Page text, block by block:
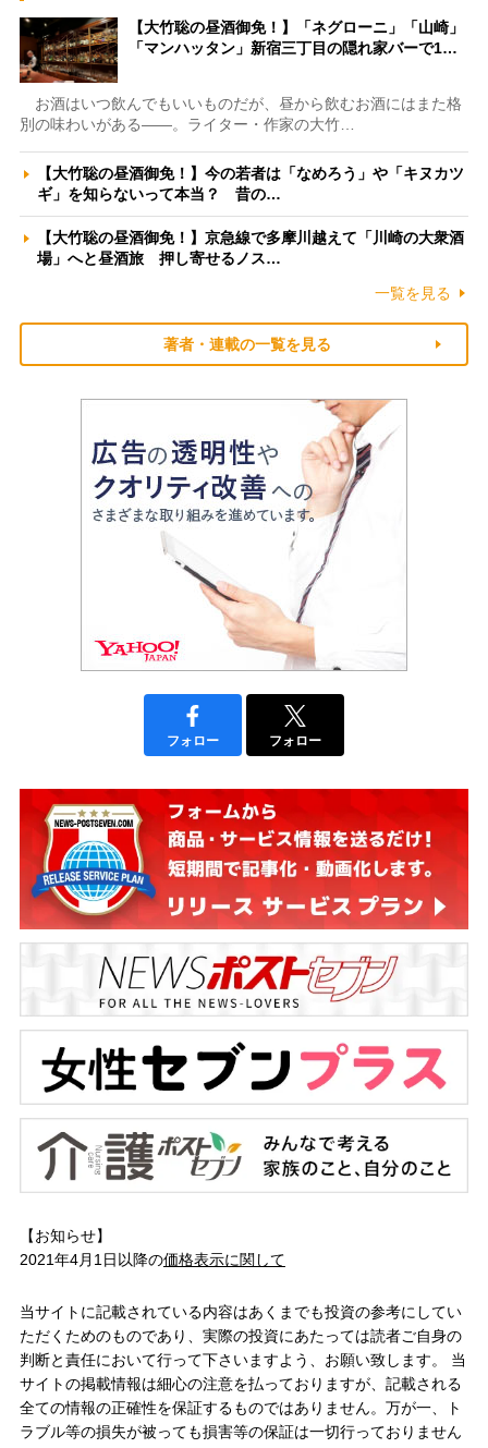
【大竹聡の昼酒御免！】「ネグローニ」「山崎」
「マンハッタン」新宿三丁目の隠れ家バーで1…
お酒はいつ飲んでもいいものだが、昼から飲むお酒にはまた格
別の味わいがある――。ライター・作家の大竹…
【大竹聡の昼酒御免！】今の若者は「なめろう」や「キヌカツ
ギ」を知らないって本当？ 昔の…
【大竹聡の昼酒御免！】京急線で多摩川越えて「川崎の大衆酒
場」へと昼酒旅 押し寄せるノス…
一覧を見る
著者・連載の一覧を見る
フォロー フォロー
【お知らせ】
2021年4月1日以降の価格表示に関して
当サイトに記載されている内容はあくまでも投資の参考にしてい
ただくためのものであり、実際の投資にあたっては読者ご自身の
判断と責任において行って下さいますよう、お願い致します。 当
サイトの掲載情報は細心の注意を払っておりますが、記載される
全ての情報の正確性を保証するものではありません。万が一、ト
ラブル等の損失が被っても損害等の保証は一切行っておりません